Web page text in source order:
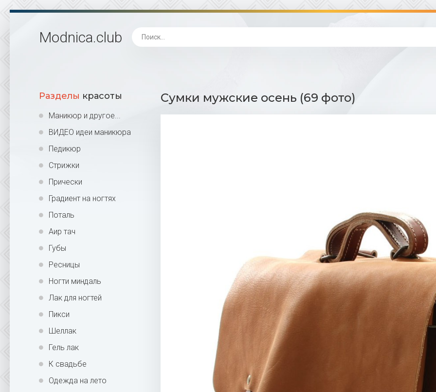
Modnica.club
Разделы красоты
Маникюр и другое...
ВИДЕО идеи маникюра
Педикюр
Стрижки
Прически
Градиент на ногтях
Поталь
Аир тач
Губы
Ресницы
Ногти миндаль
Лак для ногтей
Пикси
Шеллак
Гель лак
К свадьбе
Одежда на лето
Сумки мужские осень (69 фото)